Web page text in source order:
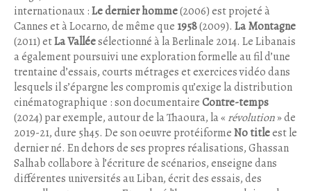
internationaux :Le dernier homme(2006) est projeté à
Cannes et à Locarno, de même que 1958(2009). La Montagne
(2011) etLa Valléesélectionné à la Berlinale 2014. Le Libanais
a également poursuivi une exploration formelle au fil d’une
trentaine d’essais, courts métrages et exercices vidéo dans
lesquels il s’épargne les compromis qu’exige la distribution
cinématographique : son documentaireContre-temps
(2024) par exemple, autour de la Thaoura, la « révolution» de
2019-21, dure 5h45. De son oeuvre protéiformeNo titleest le
dernier né. En dehors de ses propres réalisations, Ghassan
Salhab collabore à l’écriture de scénarios, enseigne dans
différentes universités au Liban, écrit des essais, des